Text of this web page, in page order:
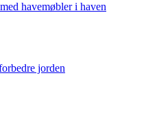
havemøbler i haven
jorden